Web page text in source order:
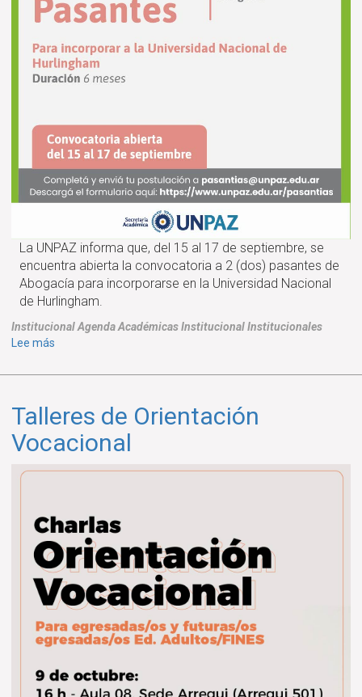
La UNPAZ informa que, del 15 al 17 de septiembre, se
encuentra abierta la convocatoria a 2 (dos) pasantes de
Abogacía para incorporarse en la Universidad Nacional
de Hurlingham.
InstitucionalAgendaAcadémicasInstitucionalInstitucionales
Lee más
ABIERTA
PASANTÍAS
LA
UNIVERSIDAD
HURLINGHAM
Talleres de Orientación
Vocacional